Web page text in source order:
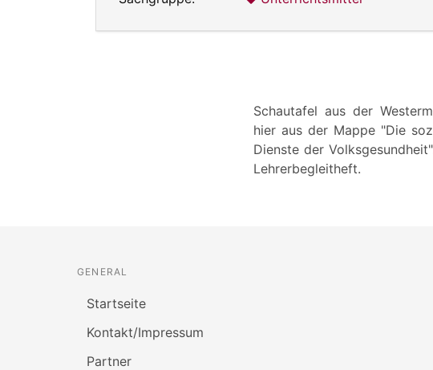
Schautafel aus der
hier aus der Mappe "Die
Dienste der
Lehrerbegleitheft.
GENERAL
Startseite
Kontakt/Impressum
Partner